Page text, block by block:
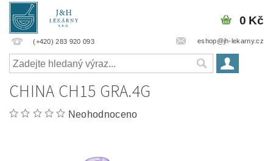
(+420) 283 920 093 eshop@jh-lekarny.cz
0 Kč
CHINA CH15 GRA.4G
Neohodnoceno